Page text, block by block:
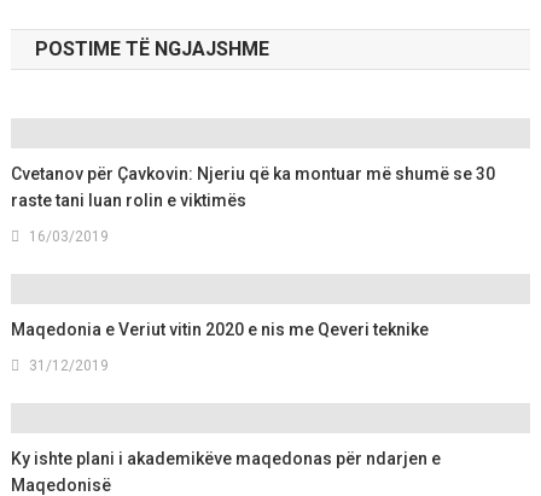
POSTIME TË NGJAJSHME
Cvetanov për Çavkovin: Njeriu që ka montuar më shumë se 30
raste tani luan rolin e viktimës
16/03/2019
Maqedonia e Veriut vitin 2020 e nis me Qeveri teknike
31/12/2019
Ky ishte plani i akademikëve maqedonas për ndarjen e
Maqedonisë